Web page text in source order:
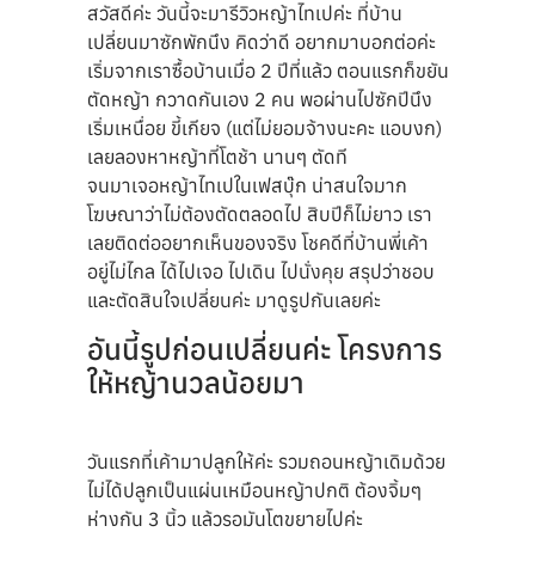
สวัสดีค่ะ วันนี้จะมารีวิวหญ้าไทเปค่ะ ที่บ้าน
เปลี่ยนมาซักพักนึง คิดว่าดี อยากมาบอกต่อค่ะ
เริ่มจากเราซื้อบ้านเมื่อ 2 ปีที่แล้ว ตอนแรกก็ขยัน
ตัดหญ้า กวาดกันเอง 2 คน พอผ่านไปซักปีนึง
เริ่มเหนื่อย ขี้เกียจ (แต่ไม่ยอมจ้างนะคะ แอบงก)
เลยลองหาหญ้าที่โตช้า นานๆ ตัดที
จนมาเจอหญ้าไทเปในเฟสบุ๊ก น่าสนใจมาก
โฆษณาว่าไม่ต้องตัดตลอดไป สิบปีก็ไม่ยาว เรา
เลยติดต่ออยากเห็นของจริง โชคดีที่บ้านพี่เค้า
อยู่ไม่ไกล ได้ไปเจอ ไปเดิน ไปนั่งคุย สรุปว่าชอบ
และตัดสินใจเปลี่ยนค่ะ มาดูรูปกันเลยค่ะ
อันนี้รูปก่อนเปลี่ยนค่ะ โครงการ
ให้หญ้านวลน้อยมา
วันแรกที่เค้ามาปลูกให้ค่ะ รวมถอนหญ้าเดิมด้วย
ไม่ได้ปลูกเป็นแผ่นเหมือนหญ้าปกติ ต้องจิ้มๆ
ห่างกัน 3 นิ้ว แล้วรอมันโตขยายไปค่ะ